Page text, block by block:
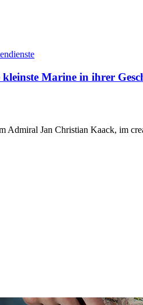
Marine in ihrer
Admiral Jan Christian Kaack, im